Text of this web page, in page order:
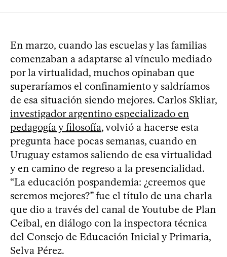
En marzo, cuando las escuelas y las familias
comenzaban a adaptarse al vínculo mediado
por la virtualidad, muchos opinaban que
superaríamos el confinamiento y saldríamos
de esa situación siendo mejores. Carlos Skliar,
investigador argentino especializado en
pedagogía y filosofía, volvió a hacerse esta
pregunta hace pocas semanas, cuando en
Uruguay estamos saliendo de esa virtualidad
y en camino de regreso a la presencialidad.
“La educación pospandemia: ¿creemos que
seremos mejores?” fue el título de una charla
que dio a través del canal de Youtube de Plan
Ceibal, en diálogo con la inspectora técnica
del Consejo de Educación Inicial y Primaria,
Selva Pérez.